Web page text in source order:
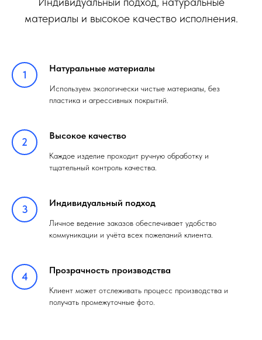
материалы и высокое качество исполнения.
Натуральные материалы
Используем экологически чистые материалы, без
пластика и агрессивных покрытий.
Высокое качество
Каждое изделие проходит ручную обработку и
тщательный контроль качества.
Индивидуальный подход
Личное ведение заказов обеспечивает удобство
коммуникации и учёта всех пожеланий клиента.
Прозрачность производства
Клиент может отслеживать процесс производства и
получать промежуточные фото.